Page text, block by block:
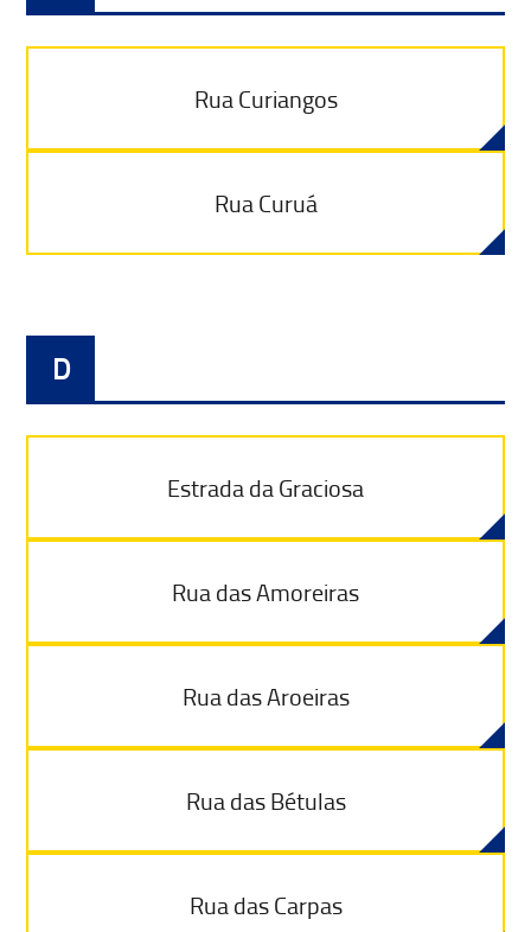
Rua Curiangos
Rua Curuá
D
Estrada da Graciosa
Rua das Amoreiras
Rua das Aroeiras
Rua das Bétulas
Rua das Carpas